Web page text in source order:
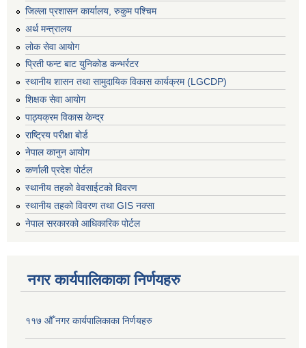
जिल्ला प्रशासन कार्यालय, रुकुम पश्चिम
अर्थ मन्त्रालय
लोक सेवा आयोग
प्रिती फन्ट बाट युनिकोड कन्भर्रटर
स्थानीय शासन तथा सामुदायिक विकास कार्यक्रम (LGCDP)
शिक्षक सेवा आयोग
पाठ्यक्रम विकास केन्द्र
राष्ट्रिय परीक्षा बोर्ड
नेपाल कानुन आयोग
कर्णाली प्रदेश पोर्टल
स्थानीय तहको वेवसाईटको विवरण
स्थानीय तहको विवरण तथा GIS नक्सा
नेपाल सरकारको आधिकारिक पोर्टल
नगर कार्यपालिकाका निर्णयहरु
११७ औँ नगर कार्यपालिकाका निर्णयहरु